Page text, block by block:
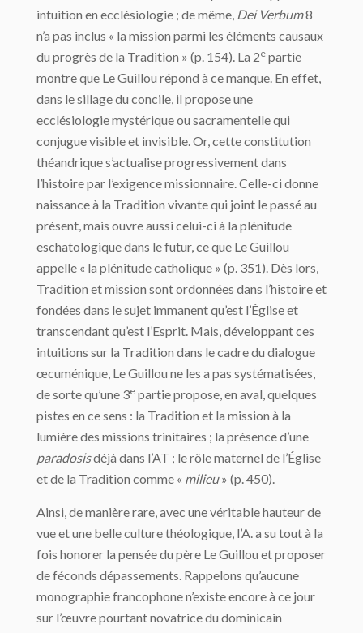
intuition en ecclésiologie ; de même, Dei Verbum8
n’a pas inclus « la mission parmi les éléments causaux
du progrès de la Tradition » (p. 154). La 2e partie
montre que Le Guillou répond à ce manque. En effet,
dans le sillage du concile, il propose une
ecclésiologie mystérique ou sacramentelle qui
conjugue visible et invisible. Or, cette constitution
théandrique s’actualise progressivement dans
l’histoire par l’exigence missionnaire. Celle-ci donne
naissance à la Tradition vivante qui joint le passé au
présent, mais ouvre aussi celui-ci à la plénitude
eschatologique dans le futur, ce que Le Guillou
appelle « la plénitude catholique » (p. 351). Dès lors,
Tradition et mission sont ordonnées dans l’histoire et
fondées dans le sujet immanent qu’est l’Église et
transcendant qu’est l’Esprit. Mais, développant ces
intuitions sur la Tradition dans le cadre du dialogue
œcuménique, Le Guillou ne les a pas systématisées,
de sorte qu’une 3e partie propose, en aval, quelques
pistes en ce sens : la Tradition et la mission à la
lumière des missions trinitaires ; la présence d’une
paradosisdéjà dans l’AT ; le rôle maternel de l’Église
et de la Tradition comme « milieu» (p. 450).
Ainsi, de manière rare, avec une véritable hauteur de
vue et une belle culture théologique, l’A. a su tout à la
fois honorer la pensée du père Le Guillou et proposer
de féconds dépassements. Rappelons qu’aucune
monographie francophone n’existe encore à ce jour
sur l’œuvre pourtant novatrice du dominicain